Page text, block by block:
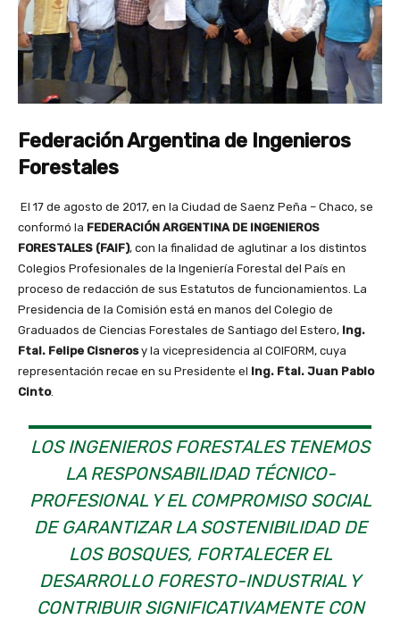
Federación Argentina de Ingenieros
Forestales
El 17 de agosto de 2017, en la Ciudad de Saenz Peña – Chaco, se
conformó la FEDERACIÓN ARGENTINA DE INGENIEROS
FORESTALES (FAIF), con la finalidad de aglutinar a los distintos
Colegios Profesionales de la Ingeniería Forestal del País en
proceso de redacción de sus Estatutos de funcionamientos. La
Presidencia de la Comisión está en manos del Colegio de
Graduados de Ciencias Forestales de Santiago del Estero, Ing.
Ftal. Felipe Cisnerosy la vicepresidencia al COIFORM, cuya
representación recae en su Presidente el Ing. Ftal. Juan Pablo
Cinto.
LOS INGENIEROS FORESTALES TENEMOS
LA RESPONSABILIDAD TÉCNICO-
PROFESIONAL Y EL COMPROMISO SOCIAL
DE GARANTIZAR LA SOSTENIBILIDAD DE
LOS BOSQUES, FORTALECER EL
DESARROLLO FORESTO-INDUSTRIAL Y
CONTRIBUIR SIGNIFICATIVAMENTE CON